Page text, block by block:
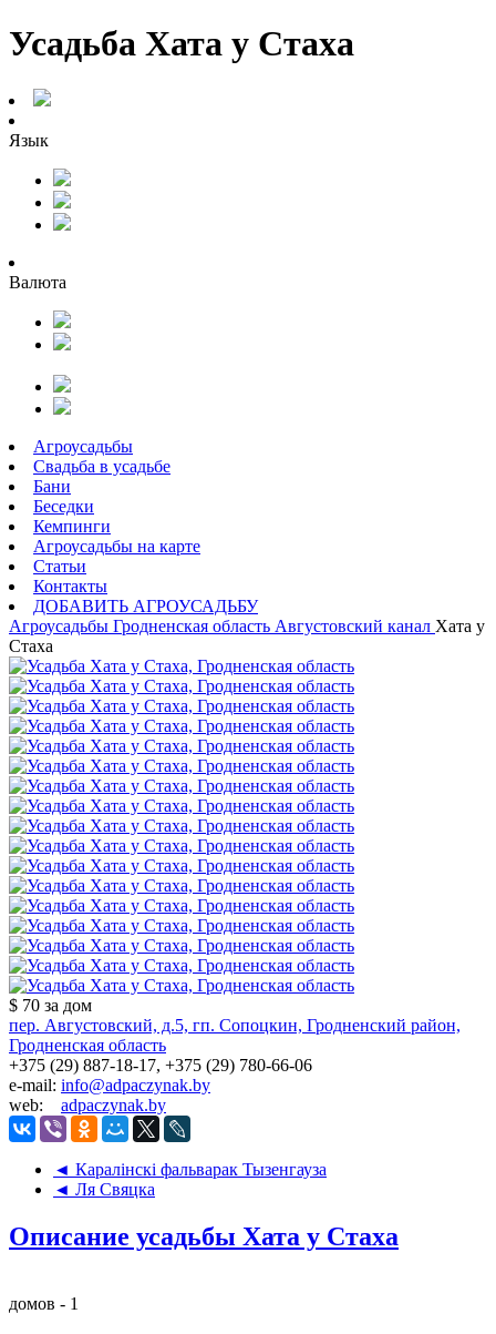
Усадьба Хата у Стаха
Язык
Валюта
Агроусадьбы
Свадьба в усадьбе
Бани
Беседки
Кемпинги
Агроусадьбы на карте
Статьи
Контакты
ДОБАВИТЬ АГРОУСАДЬБУ
Агроусадьбы Гродненская область Августовский канал Хата у
Стаха
$ 70 за дом
пер. Августовский, д.5, гп. Сопоцкин, Гродненский район,
Гродненская область
+375 (29) 887-18-17, +375 (29) 780-66-06
e-mail: info@adpaczynak.by
web: adpaczynak.by
◄ Каралiнскi фальварак Тызенгауза
◄ Ля Свяцка
Описание усадьбы Хата у Стаха
домов - 1